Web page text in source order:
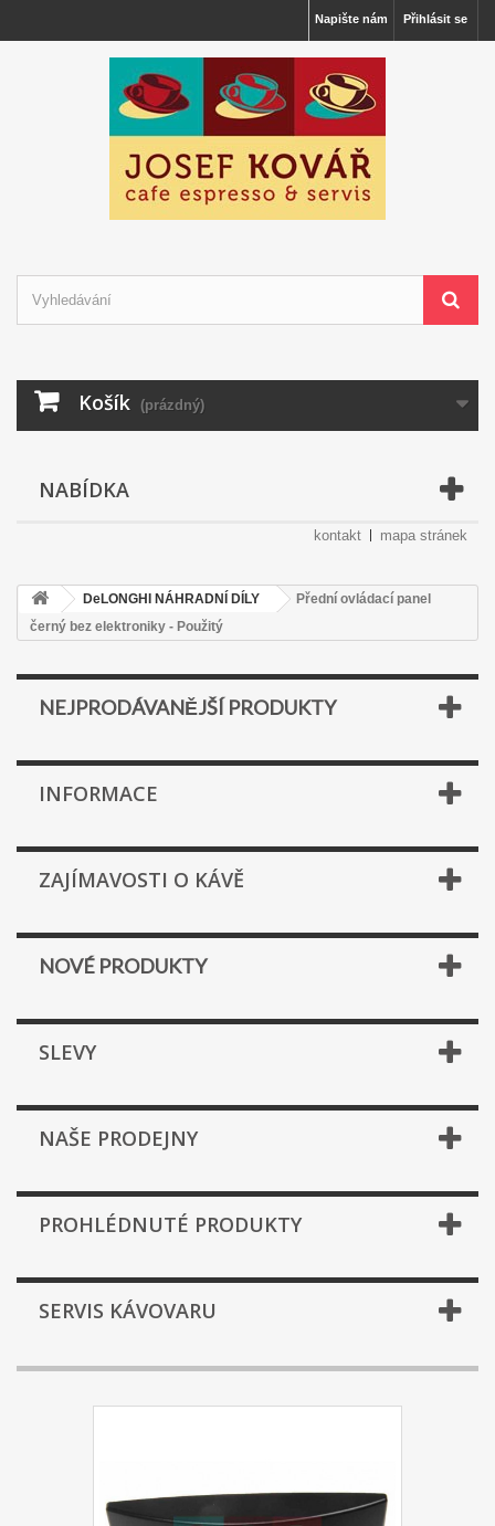
Přihlásit se
Napište nám
Košík (prázdný)
NABÍDKA
kontakt mapa stránek
DeLONGHI NÁHRADNÍ DÍLY
Přední ovládací panel
černý bez elektroniky - Použitý
NEJPRODÁVANĚJŠÍ PRODUKTY
INFORMACE
ZAJÍMAVOSTI O KÁVĚ
NOVÉ PRODUKTY
SLEVY
NAŠE PRODEJNY
PROHLÉDNUTÉ PRODUKTY
SERVIS KÁVOVARU